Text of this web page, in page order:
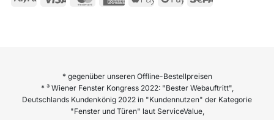
* gegenüber unseren Offline-Bestellpreisen
* ³ Wiener Fenster Kongress 2022: "Bester Webauftritt",
Deutschlands Kundenkönig 2022 in "Kundennutzen" der Kategorie
"Fenster und Türen" laut ServiceValue,